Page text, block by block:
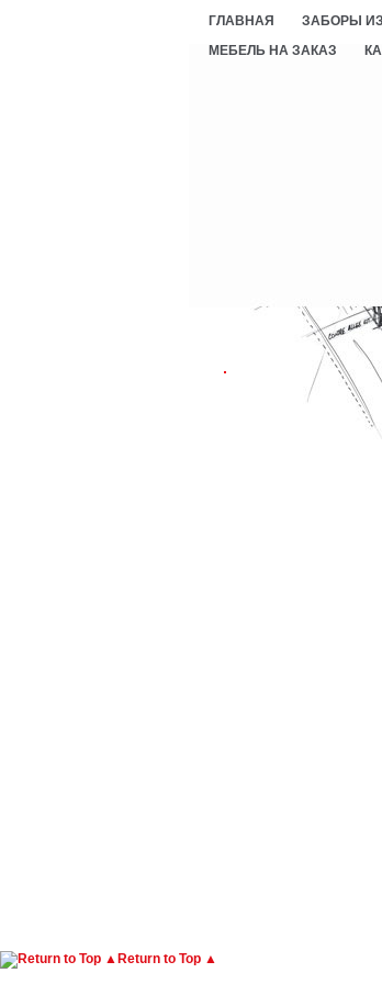
ГЛАВНАЯ ЗАБОРЫ
МЕБЕЛЬ НА ЗАКАЗ
Return to Top ▲